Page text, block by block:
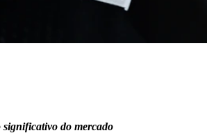
significativo do mercado